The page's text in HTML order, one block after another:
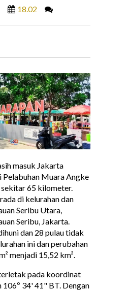
18.02
masuk Jakarta
Pelabuhan Muara Angke
65 kilometer.
di kelurahan dan
Seribu Utara,
Seribu, Jakarta.
dan 28 pulau tidak
ini dan perubahan
menjadi 15,52 km².
pada koordinat
106º 34' 41" BT. Dengan